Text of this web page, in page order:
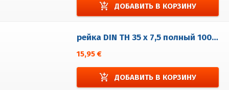
add_shopping_cart ДОБАВИТЬ В КОРЗИНУ
рейка DIN TH 35 x 7,5 полный 1000 мм - Нерж.
15,95 €
add_shopping_cart ДОБАВИТЬ В КОРЗИНУ